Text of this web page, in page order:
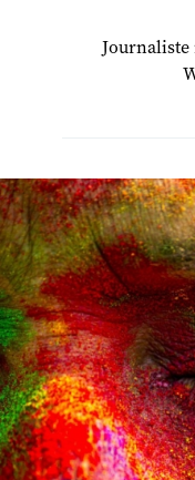
Journaliste